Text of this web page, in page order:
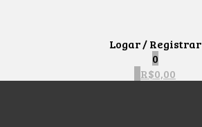
Logar / Registrar
0
R$0,00